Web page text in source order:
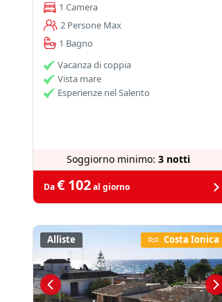
1 Camera
2 Persone Max
1 Bagno
Vacanza di coppia
Vista mare
Esperienze nel Salento
Soggiorno minimo: 3 notti
Da€ 102al giorno
Alliste Costa Ionica